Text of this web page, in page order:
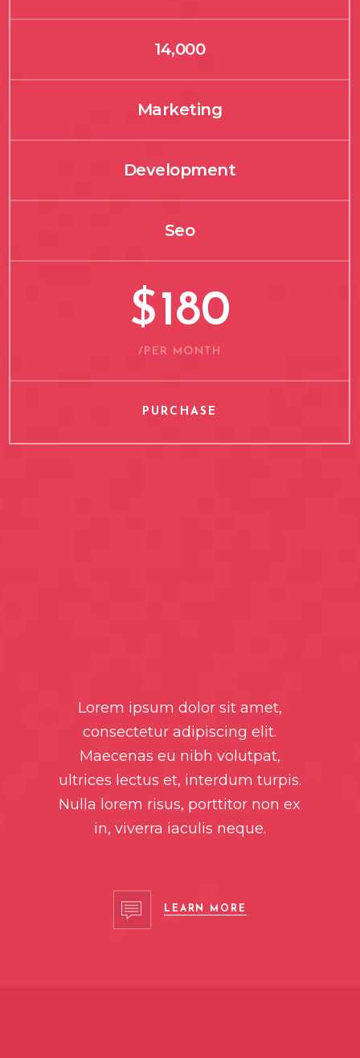
14,000
Marketing
Development
Seo
$180
/PER MONTH
PURCHASE
Lorem ipsum dolor sit amet,
consectetur adipiscing elit.
Maecenas eu nibh volutpat,
ultrices lectus et, interdum turpis.
Nulla lorem risus, porttitor non ex
in, viverra iaculis neque.
LEARN MORE